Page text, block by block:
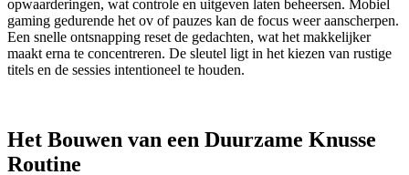
opwaarderingen, wat controle en uitgeven laten beheersen. Mobiel
gaming gedurende het ov of pauzes kan de focus weer aanscherpen.
Een snelle ontsnapping reset de gedachten, wat het makkelijker
maakt erna te concentreren. De sleutel ligt in het kiezen van rustige
titels en de sessies intentioneel te houden.
Het Bouwen van een Duurzame Knusse
Routine